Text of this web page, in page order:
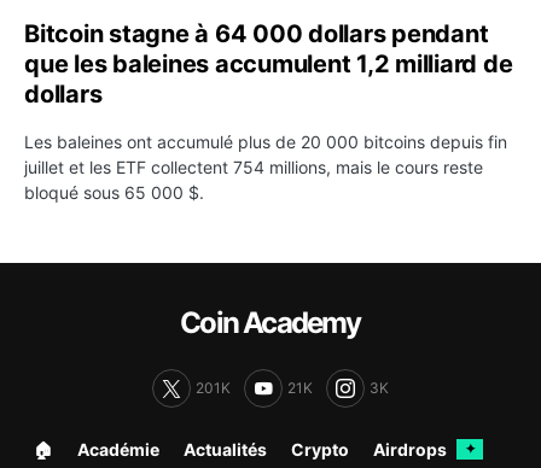
Bitcoin stagne à 64 000 dollars pendant
que les baleines accumulent 1,2 milliard de
dollars
Les baleines ont accumulé plus de 20 000 bitcoins depuis fin
juillet et les ETF collectent 754 millions, mais le cours reste
bloqué sous 65 000 $.
Coin Academy
201K 21K 3K
🏠︎ Académie Actualités Crypto Airdrops ✦